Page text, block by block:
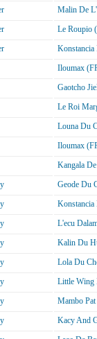
Malin De
Le Roupio
Iloumax
Gaotcho
Le Roi
Louna Du
Iloumax
Kangala
Geode Du
L'ecu
Kalin Du
Lola Du
Little Wing
Mambo
Kacy And